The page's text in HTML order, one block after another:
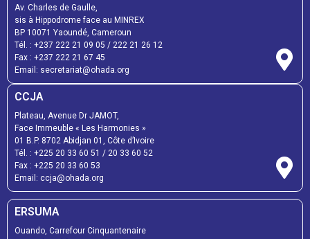
Av. Charles de Gaulle,
sis à Hippodrome face au MINREX
BP 10071 Yaoundé, Cameroun
Tél. : +237 222 21 09 05 / 222 21 26 12
Fax : +237 222 21 67 45
Email: secretariat@ohada.org
CCJA
Plateau, Avenue Dr JAMOT,
Face Immeuble « Les Harmonies »
01 B.P. 8702 Abidjan 01, Côte d’Ivoire
Tél. : +225 20 33 60 51 / 20 33 60 52
Fax : +225 20 33 60 53
Email: ccja@ohada.org
ERSUMA
Ouando, Carrefour Cinquantenaire